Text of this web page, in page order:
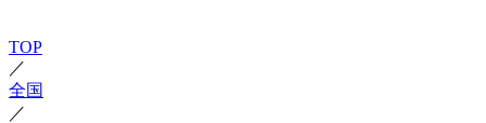
TOP
／
全国
／